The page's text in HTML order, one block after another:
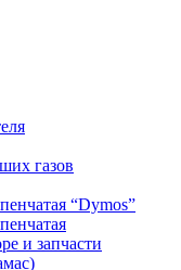
газов
“Dymos”
и запчасти